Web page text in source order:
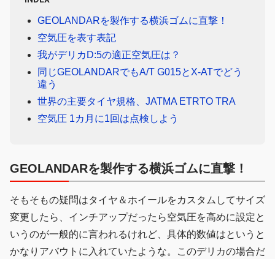
GEOLANDARを製作する横浜ゴムに直撃！
空気圧を表す表記
我がデリカD:5の適正空気圧は？
同じGEOLANDARでもA/T G015とX-ATでどう
違う
世界の主要タイヤ規格、JATMA ETRTO TRA
空気圧 1カ月に1回は点検しよう
GEOLANDARを製作する横浜ゴムに直撃！
そもそもの疑問はタイヤ＆ホイールをカスタムしてサイズ
変更したら、インチアップだったら空気圧を高めに設定と
いうのが一般的に言われるけれど、具体的数値はというと
かなりアバウトに入れていたような。このデリカの場合だ